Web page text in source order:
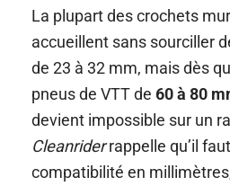
La plupart des crochets
accueillent sans sourciller
de 23 à 32 mm, mais dès
pneus de VTT de60 à 80
devient impossible sur un
Cleanriderrappelle qu’il
compatibilité en